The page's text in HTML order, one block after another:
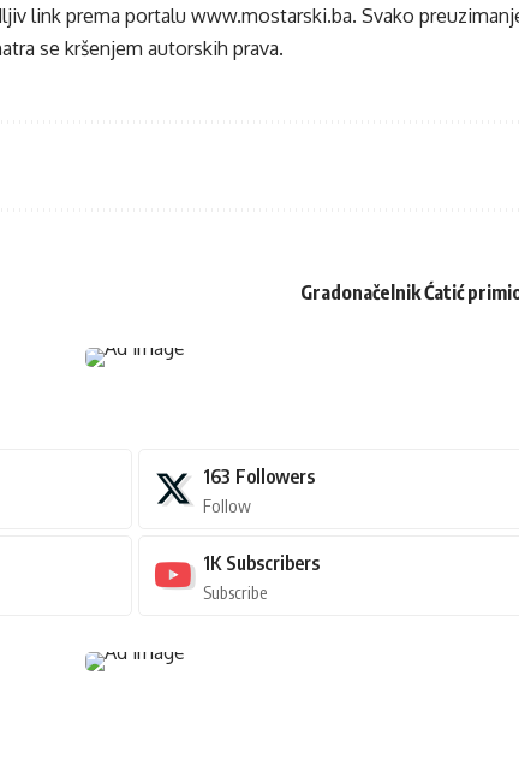
link prema portalu www.mostarski.ba. Svako
se kršenjem autorskih prava.
Gradonačelnik Ćatić
163 Followers
Follow
1K Subscribers
Subscribe